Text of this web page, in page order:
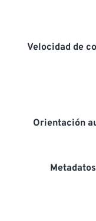
Velocidad de
Orientación